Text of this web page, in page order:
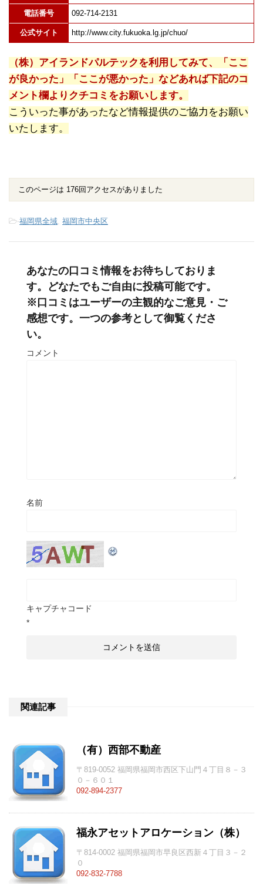
電話番号 092-714-2131
公式サイト http://www.city.fukuoka.lg.jp/chuo/
（株）アイランドパルテックを利用してみて、「ここ
が良かった」「ここが悪かった」などあれば下記のコ
メント欄よりクチコミをお願いします。
こういった事があったなど情報提供のご協力をお願い
いたします。
このページは 176回アクセスがありました
-福岡県全域, 福岡市中央区
あなたの口コミ情報をお待ちしておりま
す。どなたでもご自由に投稿可能です。
※口コミはユーザーの主観的なご意見・ご
感想です。一つの参考として御覧くださ
い。
コメント
名前
キャプチャコード
*
関連記事
（有）西部不動産
〒819-0052 福岡県福岡市西区下山門４丁目８－３
０－６０１
092-894-2377
福永アセットアロケーション（株）
〒814-0002 福岡県福岡市早良区西新４丁目３－２
０
092-832-7788